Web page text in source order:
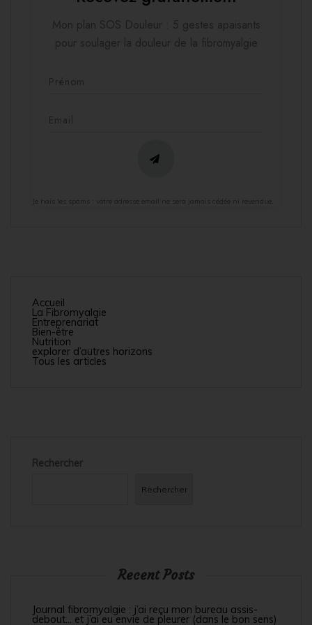
Mon plan SOS Douleur : 5 gestes apaisants
pour soulager la douleur de la fibromyalgie
Je hais les spams : votre adresse email ne sera jamais cédée ni revendue.
Accueil
La Fibromyalgie
Entreprenariat
Bien-être
Nutrition
explorer d’autres horizons
Tous les articles
Rechercher
Rechercher
Recent Posts
Journal fibromyalgie : j’ai reçu mon bureau assis-
debout… et j’ai eu envie de pleurer (dans le bon sens)